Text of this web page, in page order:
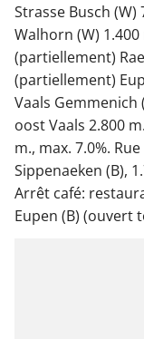
Strasse Busch (W)
Walhorn (W)
(partiellement)
(partiellement)
Vaals Gemmenich
oost Vaals 2.800
m., max. 7.0%.
Sippenaeken (B),
Arrêt café:
Eupen (B) (ouvert